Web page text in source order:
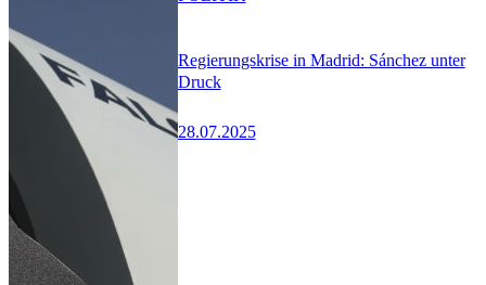
Regierungskrise in Madrid: Sánchez unter
Druck
28.07.2025